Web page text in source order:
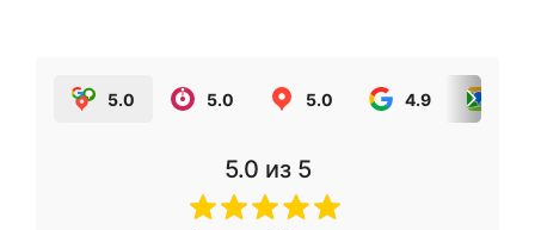
5.0 5.0 5.0 4.9
5.0 из 5